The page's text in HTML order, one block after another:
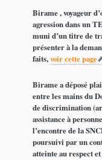
Birame , voyageur
agression dans un
muni d’un titre de
présenter à la
faits,voir cette page
Birame a déposé
entre les mains du
de discrimination
assistance à
l’encontre de la
poursuivi par un
atteinte au respect